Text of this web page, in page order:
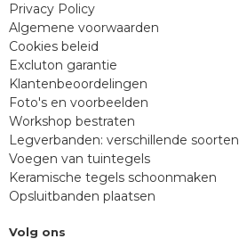
Privacy Policy
Algemene voorwaarden
Cookies beleid
Excluton garantie
Klantenbeoordelingen
Foto's en voorbeelden
Workshop bestraten
Legverbanden: verschillende soorten
Voegen van tuintegels
Keramische tegels schoonmaken
Opsluitbanden plaatsen
Volg ons